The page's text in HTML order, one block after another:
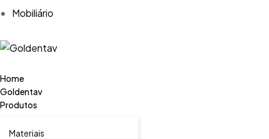
Mobiliário
Home
Goldentav
Produtos
Materiais